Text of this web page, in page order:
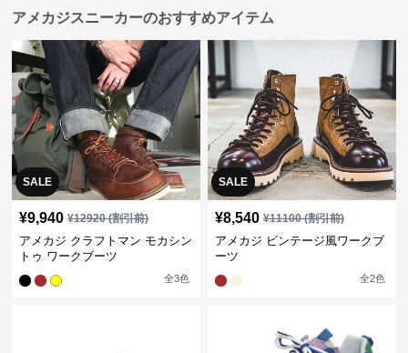
アメカジスニーカーのおすすめアイテム
SALE
¥9,940 ¥12920(割引前)
アメカジ クラフトマン モカシン
トゥ ワークブーツ
全3色
SALE
¥8,540 ¥11100(割引前)
アメカジ ビンテージ風ワークブ
ーツ
全2色